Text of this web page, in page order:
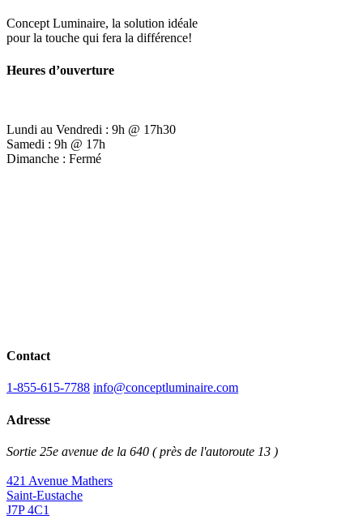
Concept Luminaire, la solution idéale
pour la touche qui fera la différence!
Heures d’ouverture
Lundi au Vendredi : 9h @ 17h30
Samedi : 9h @ 17h
Dimanche : Fermé
Contact
1-855-615-7788 info@conceptluminaire.com
Adresse
Sortie 25e avenue de la 640 ( près de l'autoroute 13 )
421 Avenue Mathers
Saint-Eustache
J7P 4C1